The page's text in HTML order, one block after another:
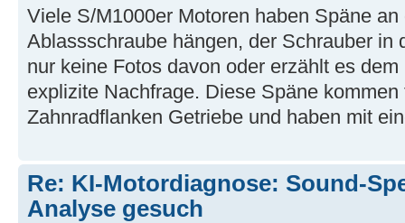
Viele S/M1000er Motoren haben Späne
Ablassschraube hängen, der Schrauber in
nur keine Fotos davon oder erzählt es
explizite Nachfrage. Diese Späne
Zahnradflanken Getriebe und haben mit
Re: KI-Motordiagnose: Sound-
Analyse gesuch